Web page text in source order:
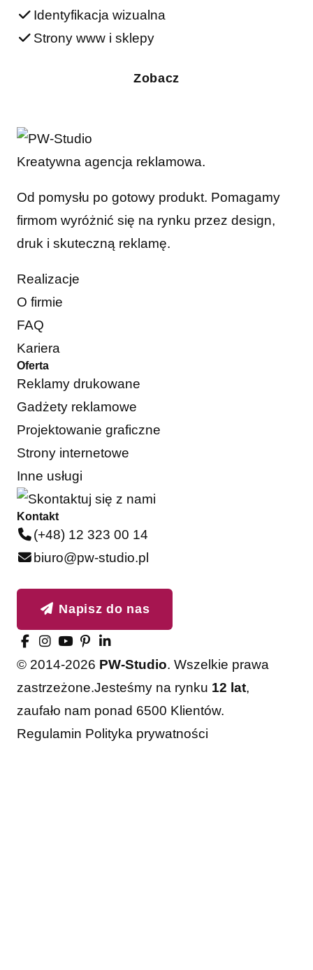
Identyfikacja wizualna
Strony www i sklepy
Zobacz
Kreatywna agencja reklamowa.
Od pomysłu po gotowy produkt. Pomagamy
firmom wyróżnić się na rynku przez design,
druk i skuteczną reklamę.
Realizacje
O firmie
FAQ
Kariera
Oferta
Reklamy drukowane
Gadżety reklamowe
Projektowanie graficzne
Strony internetowe
Inne usługi
Kontakt
(+48) 12 323 00 14
biuro@pw-studio.pl
Napisz do nas
© 2014-2026 PW-Studio. Wszelkie prawa
zastrzeżone.Jesteśmy na rynku 12 lat,
zaufało nam ponad 6500 Klientów.
Regulamin Polityka prywatności